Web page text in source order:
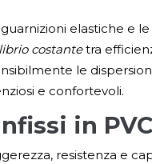
elastiche e
costantetra
le
e confortevoli.
in PVC
resistenza e